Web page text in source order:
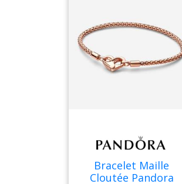
charm pendant sur le
fermoir et 14 à 16 charms,
charms pendants ou
pendentifs sur le reste du
bracelet. - Bracelet Maille
Bracelet Maille
Cloutée Pandora